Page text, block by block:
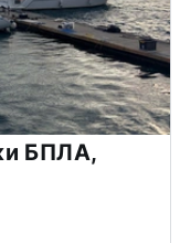
БПЛА,